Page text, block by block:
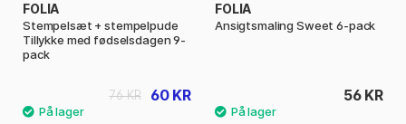
FOLIA
Stempelsæt + stempelpude
Tillykke med fødselsdagen 9-
pack
60 KR
76 KR
FOLIA
Ansigtsmaling Sweet 6-pack
56 KR